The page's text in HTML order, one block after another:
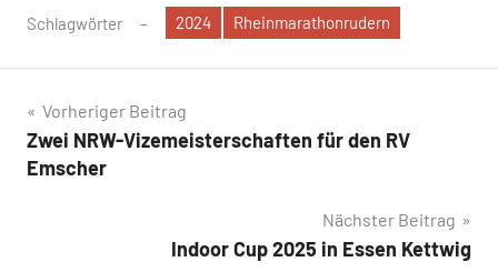
Schlagwörter 2024 Rheinmarathonrudern
Beitragsnavigation
Vorheriger Beitrag
Zwei NRW-Vizemeisterschaften für den RV
Emscher
Nächster Beitrag
Indoor Cup 2025 in Essen Kettwig